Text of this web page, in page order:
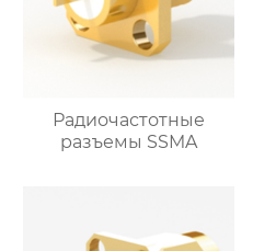
Радиочастотные
разъемы SSMA